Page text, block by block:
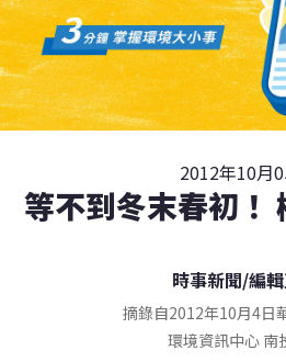
2012年10月
等不到冬末春初！
時事新聞/編
摘錄自2012年10月4日
環境資訊中心 南